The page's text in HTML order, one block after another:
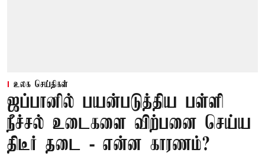
உலக செய்திகள்
ஜப்பானில் பயன்படுத்திய பள்ளி
நீச்சல் உடைகளை விற்பனை செய்ய
திடீர் தடை - என்ன காரணம்?